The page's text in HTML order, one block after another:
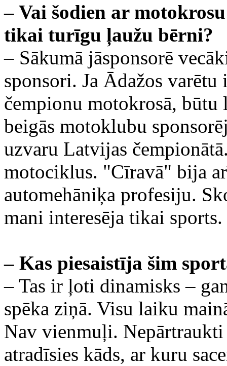
– Vai šodien ar
tikai turīgu ļaužu bērni?
– Sākumā jāsponsorē
sponsori. Ja Ādažos
čempionu motokrosā, būtu
beigās motoklubu
uzvaru Latvijas
motociklus. "Cīravā" bija
automehāniķa profesiju.
mani interesēja tikai sports.
– Kas piesaistīja šim
– Tas ir ļoti dinamisks –
spēka ziņā. Visu laiku
Nav vienmuļi.
atradīsies kāds, ar kuru